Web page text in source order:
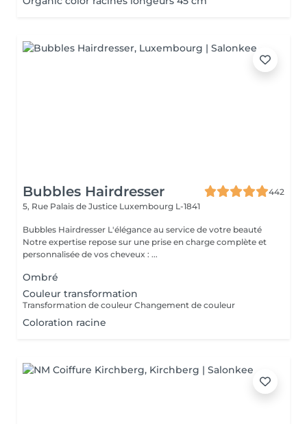
Bubbles Hairdresser
442
5, Rue Palais de Justice Luxembourg L-1841
Bubbles Hairdresser L'élégance au service de votre beauté
Notre expertise repose sur une prise en charge complète et
personnalisée de vos cheveux : ...
Ombré
Couleur transformation
Transformation de couleur Changement de couleur
Coloration racine